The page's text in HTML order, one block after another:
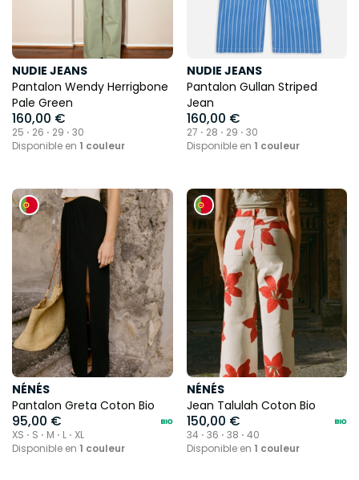
NUDIE JEANS
Pantalon Wendy Herrigbone
Pale Green
160,00 €
25 ⋅ 26 ⋅ 29 ⋅ 30
Disponible en 1 couleur
NUDIE JEANS
Pantalon Gullan Striped
Jean
160,00 €
27 ⋅ 28 ⋅ 29 ⋅ 30
Disponible en 1 couleur
NÉNÉS
Pantalon Greta Coton Bio
95,00 €
XS ⋅ S ⋅ M ⋅ L ⋅ XL
Disponible en 1 couleur
NÉNÉS
Jean Talulah Coton Bio
150,00 €
34 ⋅ 36 ⋅ 38 ⋅ 40
Disponible en 1 couleur